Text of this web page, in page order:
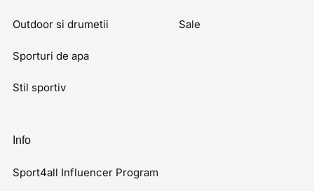
Outdoor si drumetii
Sporturi de apa
Stil sportiv
Sale
Info
Sport4all Influencer Program